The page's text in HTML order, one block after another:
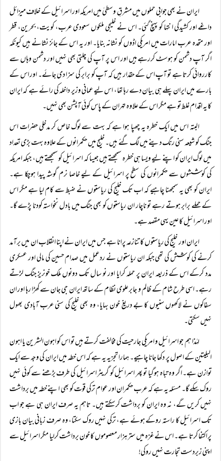
ایران نے بھی جوابی حملوں میں مشرقِ وسطیٰ میں امریکہ اور اسرائیل کے خلاف میزائل
داغے اور کشیدگی انتہا کو پہنچ گئی۔ اس نے خلیجی ملکوں سعودی عرب، کویت، بحرین، قطر
اور متحدہ عرب امارات میں امریکی اڈوں کو نشانہ بنایا۔ اور یہ اس کے جائز نشانے ہیں کیونکہ
اگر آپ دشمن کو ہوسٹ کررہے ہیں اور اس پر آپ کی چلتی بھی نہیں اور دشمن وہاں سے
کارروائی کرتا ہے تو آپ اس کے حقدار ہیں کہ آپ کو برابر کی سزا دی جائے۔ اور اس کے
بارے میں ایران پہلے ہی بیان دے رہا تھا، اس لیے عمانی وزیر داخلہ کی رائے ہے کہ ایران
کا یہ اقدام غلط تو ہے مگر اس کے علاوہ تہران کے پاس کوئی آپشن بھی نہیں۔
البتہ اس میں ایک خطرہ یہ چھپا ہوا ہے کہ بہت سے لوگ خاص کر مدخلی حضرات اس
جنگ کو شیعہ سنی رنگ دینے میں لگ گئے ہیں۔ خلیج میں حکمرانوں کے علاوہ بہت بڑی تعداد
میں لوگ ایران کو اپنے لیے ویسا ہی خطرہ سمجھتے ہیں جیسا کہ اسرائیل کو سمجھتے ہیں، جبکہ امریکہ
کی کوششوں سے حکمرانوں کی سطح پر اسرائیل کے لیے خاصا نرم گوشہ پیدا ہوچکا ہے۔
ایران کو بھی یہ سمجھنا چاہیے کہ اب تک خلیج کی ریاستوں نے ضبط سے کام لیا ہے مگر اس
کے حملے برابر ہوتے رہے تو ناچار ان ریاستوں کو بھی جنگ میں بادل نخواستہ کودنا پڑے گا۔
اور اسرائیل کا عین یہی مقصد ہے۔
ایران اور خلیج کی ریاستوں کا تنازعہ پرانا ہے جس میں ایران نے اپنا انقلاب ان میں برآمد
کرنے کی کوشش کی تھی جبکہ ان ریاستوں نے ردعمل میں صدام حسین کی مالی اور عسکری
مدد کرکے اس کے ذریعہ ایران پر حملہ کرایا اور نو سال تک دونوں ملک خونریز جنگ لڑتے
رہے۔ اسی طرح شام کے ظالم و جابر علوی نظام کے ساتھ ایران جی جان سے کھڑا رہا اور ان
سفاکوں نے لاکھوں سنیوں کا بے دریغ خون بہایا، وہ بھی خلیج کی سنی عرب آبادی بھول
نہیں سکتی۔
لہٰذا ہم جو اسرائیل و امریکی جارحیت کی مخالفت کرتے ہیں تو اس کو اہون الشرین یا اہون
البلیتین کے اصول پر دکھا جانا چاہیے۔ ہمارا تجزیہ یہ ہے کہ اس خطہ میں ایران کی وجہ سے ایک
توازن ہے۔ اگر وہ تباہ ہوگیا تو پھر اسرائیل کو گریٹر اسرائیل کی طرف بڑھنے سے کوئی نہیں
روک سکے گا۔ مسئلہ یہ ہے کہ عرب حکمران اور عوام ترکی قوت کو بھی اپنے خطہ میں برداشت
نہیں کریں گے، نہ وہ ایران کو برداشت کرسکتے ہیں۔ تاہم یہ صرف ایران ہی ہے جو اب
تک اسرائیل کا راستہ روکے ہوئے ہے، ترکی نہیں روک سکتا، وہ صرف زبانی بیان بازی
پر اکتفا کرتا ہے۔ اس نے غزہ میں ستر ہزار معصوموں کا خون برداشت کرلیا مگر اسرائیل سے
اپنی زبردست تجارت نہیں روکی!